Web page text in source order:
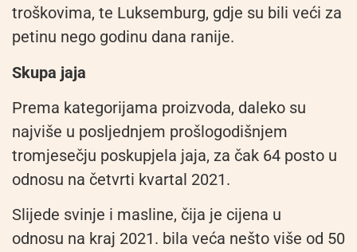
troškovima, te Luksemburg, gdje su bili veći za
petinu nego godinu dana ranije.
Skupa jaja
Prema kategorijama proizvoda, daleko su
najviše u posljednjem prošlogodišnjem
tromjesečju poskupjela jaja, za čak 64 posto u
odnosu na četvrti kvartal 2021.
Slijede svinje i masline, čija je cijena u
odnosu na kraj 2021. bila veća nešto više od 50